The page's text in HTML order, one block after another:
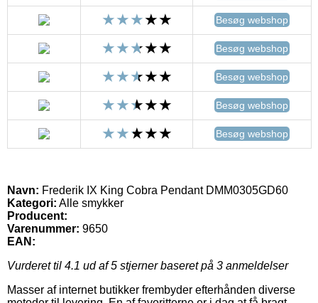
Besøg webshop
Besøg webshop
Besøg webshop
Besøg webshop
Besøg webshop
Navn: Frederik IX King Cobra Pendant DMM0305GD60
Kategori: Alle smykker
Producent:
Varenummer: 9650
EAN:
Vurderet til 4.1 ud af 5 stjerner baseret på 3 anmeldelser
Masser af internet butikker frembyder efterhånden diverse